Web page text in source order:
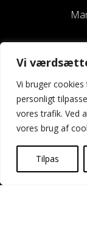
Vi
Vi bruger
personligt
vores trafik. Ved
vores brug af
Tilpas